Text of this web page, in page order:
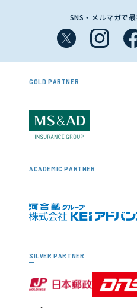
SNS・メルマガで
GOLD PARTNER
ACADEMIC PARTNER
SILVER PARTNER